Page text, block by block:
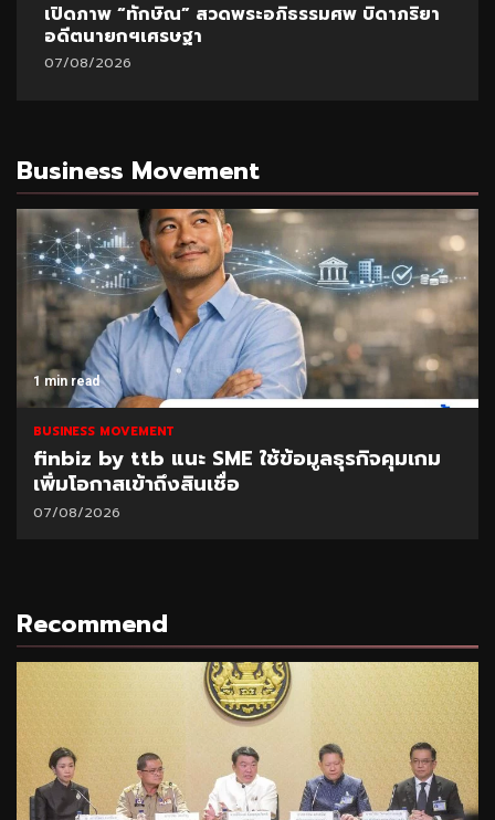
ปูด!ข้อมูลใหม่สอบท้องถิ่น อ้างพบชื่อ “อนุทิน” โยง
มหา’ลัย
07/08/2026
Business Movement
1 min read
BUSINESS MOVEMENT
SAM เปิดโอกาสแก้หนี้เสียต่ำแสน ผ่านโครงการ
“ปิดหนี้ไว ไปต่อได้” ที่ศาลแพ่งตลิ่งชัน 8-9
ส.ค.69
Recommend